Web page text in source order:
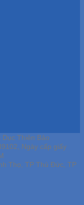
Thiên Bảo
Ngày cấp giấy
Thọ, TP Thủ Đức, TP